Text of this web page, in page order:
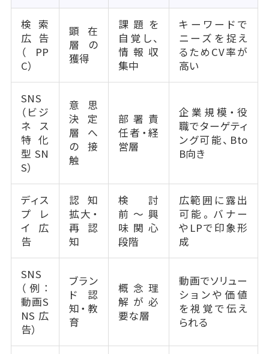
検索
広告
（PP
C）
顕在
層の
獲得
課題を
自覚し、
情報収
集中
キーワードで
ニーズを捉え
るためCV率が
高い
SNS
（ビジ
ネス
特化
型SN
S）
意思
決定
層へ
の接
触
部署責
任者・経
営層
企業規模・役
職でターゲティ
ング可能、Bto
B向き
ディス
プレ
イ広
告
認知
拡大・
再認
知
検討
前〜興
味関心
段階
広範囲に露出
可能。バナー
やLPで印象形
成
SNS
（例：
動画S
NS広
告）
ブラン
ド認
知・教
育
概念理
解が必
要な層
動画でソリュー
ションや価値
を視覚で伝え
られる